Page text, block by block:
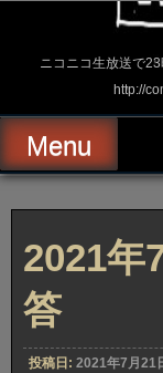
ス
ッ
プ
ニコニコ生放送で
http://
Menu
2021年
答
投稿日: 2021年7月21